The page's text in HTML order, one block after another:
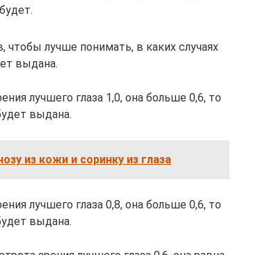
будет.
лучше понимать, в каких случаях
выдана.
лучшего глаза 1,0, она больше 0,6, то
выдана.
из кожи и соринку из глаза
лучшего глаза 0,8, она больше 0,6, то
выдана.